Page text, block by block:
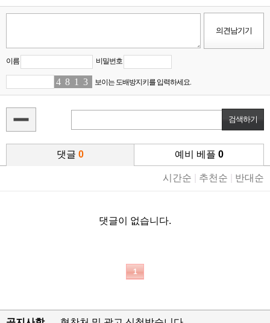
이름 비밀번호
41 85 1 33 보이는 도배방지키를 입력하세요.
댓글 0 예비 베플 0
시간순 추천순 반대순
댓글이 없습니다.
1